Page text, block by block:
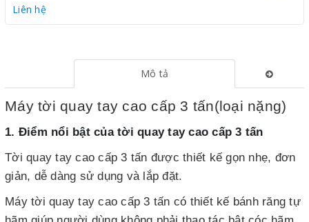
Liên hệ
Mô tả
Máy tời quay tay cao cấp 3 tấn(loại nặng)
1. Điểm nổi bật của tời quay tay cao cấp 3 tấn
Tời quay tay cao cấp 3 tấn được thiết kế gọn nhẹ, đơn
giản, dễ dàng sử dụng và lắp đặt.
Máy tời quay tay cao cấp 3 tấn có thiết kế bánh răng tự